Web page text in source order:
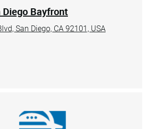
Diego Bayfront
San Diego, CA 92101, USA